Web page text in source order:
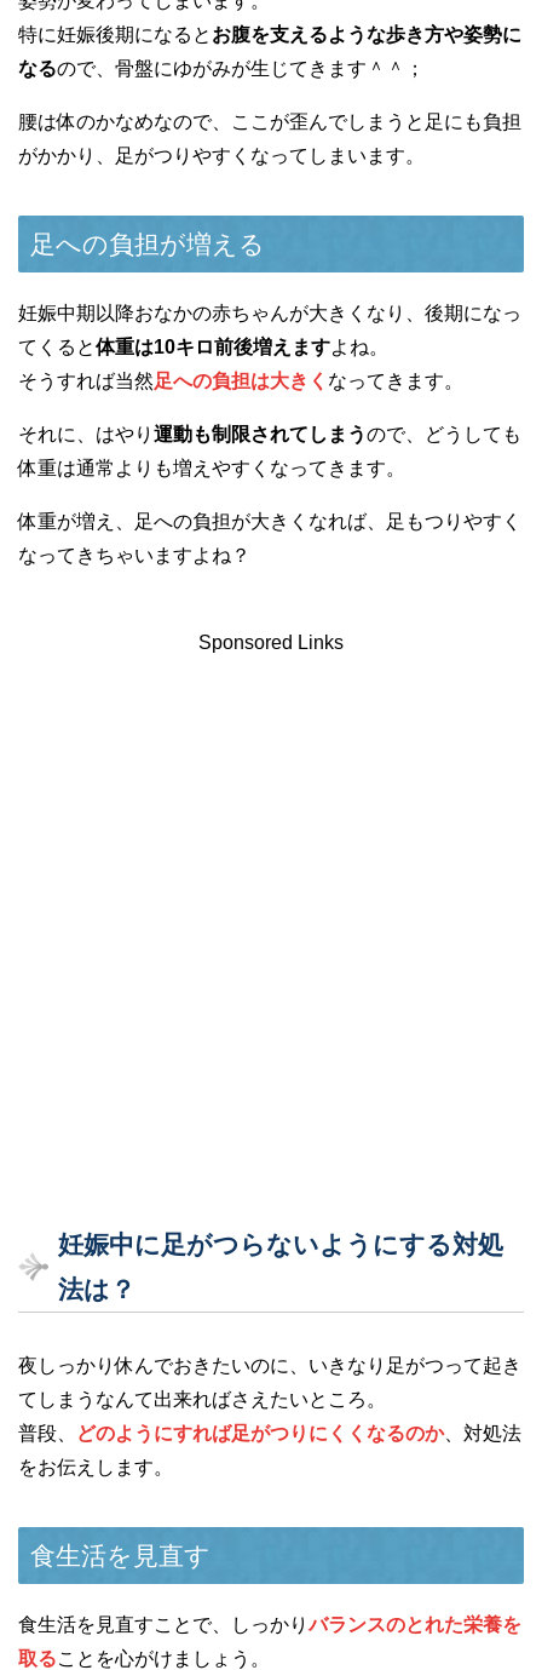
特に妊娠後期になると お腹を支えるような歩き方や姿勢に
なるので、骨盤にゆがみが生じてきます＾＾；
腰は体のかなめなので、ここが歪んでしまうと足にも負担
がかかり、足がつりやすくなってしまいます。
足への負担が増える
妊娠中期以降おなかの赤ちゃんが大きくなり、後期になっ
てくると体重は10キロ前後増えますよね。
そうすれば当然足への負担は大きく なってきます。
それに、はやり 運動も制限されてしまうので、どうしても
体重は通常よりも増えやすくなってきます。
体重が増え、足への負担が大きくなれば、足もつりやすく
なってきちゃいますよね？
Sponsored Links
妊娠中に足がつらないようにする対処
法は？
夜しっかり休んでおきたいのに、いきなり足がつって起き
てしまうなんて出来ればさえたいところ。
普段、
どのようにすれば足がつりにくくなるのか、対処法
をお伝えします。
食生活を見直す
食生活を見直すことで、しっかりバランスのとれた栄養を
取ることを心がけましょう。